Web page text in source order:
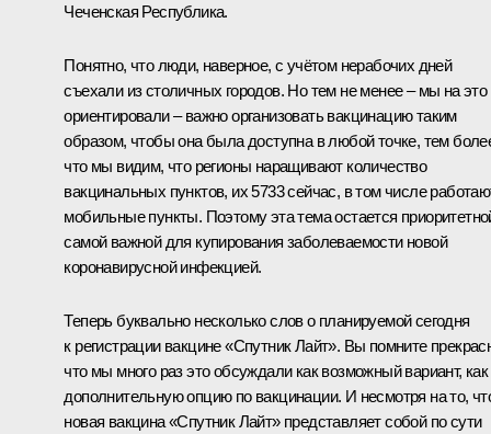
Чеченская Республика.
Понятно, что люди, наверное, с учётом нерабочих дней
съехали из столичных городов. Но тем не менее – мы на это
ориентировали – важно организовать вакцинацию таким
образом, чтобы она была доступна в любой точке, тем
что мы видим, что регионы наращивают количество
вакцинальных пунктов, их 5733 сейчас, в том числе
мобильные пункты. Поэтому эта тема остается
самой важной для купирования заболеваемости новой
коронавирусной инфекцией.
Теперь буквально несколько слов о планируемой сегодня
к регистрации вакцине «Спутник Лайт». Вы помните
что мы много раз это обсуждали как возможный вариант, как
дополнительную опцию по вакцинации. И несмотря на то,
новая вакцина «Спутник Лайт» представляет собой по сути